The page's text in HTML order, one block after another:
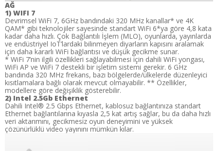
AĞ
1) WIFI 7
Devrimsel WiFi 7, 6GHz bandındaki 320 MHz kanallar* ve 4K
QAM* gibi teknolojiler sayesinde standart WiFi 6*ya göre 4,8 kata
kadar daha hızlı. Çok Bağlantılı İşlem (MLO), oyunlarda, yayınlarda
ve endüstriyel IoT’lardaki bilinmeyen diyarların kapısını aralamak
için daha kararlı WiFi bağlantısı ve düşük gecikme sunar.
* WiFi 7’nin ilgili özellikleri sağlayabilmesi için dahili WiFi yongası,
WiFi AP ve WiFi 7 destekli bir işletim sistemi gerekir. 6 GHz
bandında 320 MHz frekans, bazı bölgelerde/ülkelerde düzenleyici
kısıtlamalara bağlı olarak mevcut olmayabilir. ** Özellikler,
modellere göre değişiklik gösterebilir.
2) Intel 2.5Gb Ethernet
Dahili Intel® 2.5 Gbps Ethernet, kablosuz bağlantınıza standart
Ethernet bağlantılarına kıyasla 2,5 kat artış sağlar, bu da daha hızlı
veri aktarımını, gecikmesiz oyun deneyimini ve yüksek
çözünürlüklü video yayınını mümkün kılar.